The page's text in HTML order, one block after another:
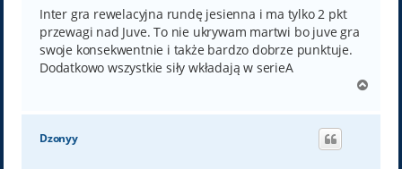
t
Inter gra rewelacyjna rundę jesienna i ma tylko 2 pkt
przewagi nad Juve. To nie ukrywam martwi bo juve gra
swoje konsekwentnie i także bardzo dobrze punktuje.
Dodatkowo wszystkie siły wkładają w serieA
g
Dzonyy